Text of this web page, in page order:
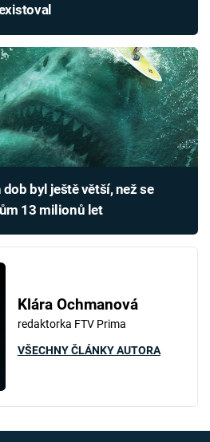
byl ještě větší, než se
13 milionů let
Klára Ochmanová
redaktorka FTV Prima
VŠECHNY ČLÁNKY AUTORA